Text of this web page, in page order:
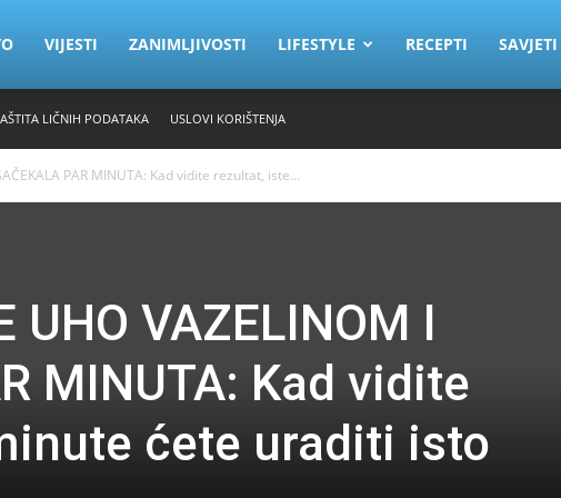
VIJESTI ZANIMLJIVOSTI LIFESTYLE RECEPTI SAVJETI
LIČNIH PODATAKA USLOVI KORIŠTENJA
PAR MINUTA: Kad vidite rezultat, iste...
UHO VAZELINOM I
MINUTA: Kad vidite
ćete uraditi isto